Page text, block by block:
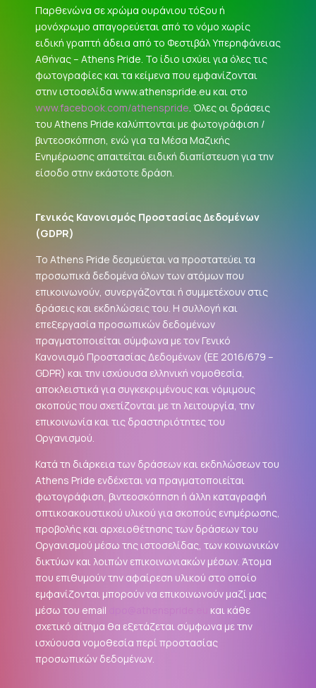
Παρθενώνα σε χρώμα ουράνιου τόξου ή
μονόχρωμο απαγορεύεται από το νόμο χωρίς
ειδική γραπτή άδεια από το Φεστιβάλ Υπερηφάνειας
Αθήνας – Athens Pride. Το ίδιο ισχύει για όλες τις
φωτογραφίες και τα κείμενα που εμφανίζονται
στην ιστοσελίδα www.athenspride.eu και στο
www.facebook.com/athenspride. Όλες οι δράσεις
του Athens Pride καλύπτονται με φωτογράφιση /
βιντεοσκόπηση, ενώ για τα Μέσα Μαζικής
Ενημέρωσης απαιτείται ειδική διαπίστευση για την
είσοδο στην εκάστοτε δράση.
Γενικός Κανονισμός Προστασίας Δεδομένων
(GDPR)
Το Athens Pride δεσμεύεται να προστατεύει τα
προσωπικά δεδομένα όλων των ατόμων που
επικοινωνούν, συνεργάζονται ή συμμετέχουν στις
δράσεις και εκδηλώσεις του. Η συλλογή και
επεξεργασία προσωπικών δεδομένων
πραγματοποιείται σύμφωνα με τον Γενικό
Κανονισμό Προστασίας Δεδομένων (ΕΕ 2016/679 –
GDPR) και την ισχύουσα ελληνική νομοθεσία,
αποκλειστικά για συγκεκριμένους και νόμιμους
σκοπούς που σχετίζονται με τη λειτουργία, την
επικοινωνία και τις δραστηριότητες του
Οργανισμού.
Κατά τη διάρκεια των δράσεων και εκδηλώσεων του
Athens Pride ενδέχεται να πραγματοποιείται
φωτογράφιση, βιντεοσκόπηση ή άλλη καταγραφή
οπτικοακουστικού υλικού για σκοπούς ενημέρωσης,
προβολής και αρχειοθέτησης των δράσεων του
Οργανισμού μέσω της ιστοσελίδας, των κοινωνικών
δικτύων και λοιπών επικοινωνιακών μέσων. Άτομα
που επιθυμούν την αφαίρεση υλικού στο οποίο
εμφανίζονται μπορούν να επικοινωνούν μαζί μας
μέσω του email
και κάθε
σχετικό αίτημα θα εξετάζεται σύμφωνα με την
ισχύουσα νομοθεσία περί προστασίας
προσωπικών δεδομένων.